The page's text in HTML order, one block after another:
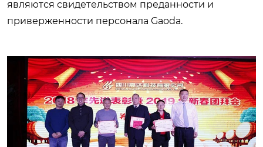
являются свидетельством преданности и
приверженности персонала Gaoda.